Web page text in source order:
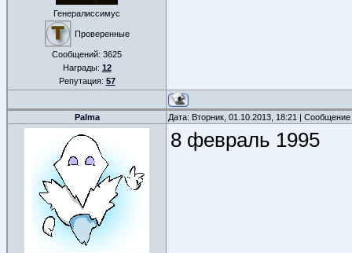
Генералиссимус
Проверенные
Сообщений: 3625
Награды: 12
Репутация: 57
Palma Дата: Вторник, 01.10.2013, 18:21 |
8 февраль 1995